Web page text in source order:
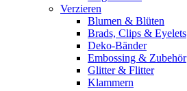
Verzieren
Blumen & Blüten
Brads, Clips & Eyelets
Deko-Bänder
Embossing & Zubehör
Glitter & Flitter
Klammern